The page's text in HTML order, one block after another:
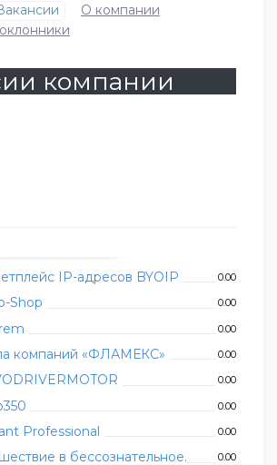
IP-адресов BYOIP 0.00
Shop 0.00
0.00
компаний «ФЛАМЕКС» 0.00
0.00
0.00
Professional 0.00
в бессознательное. 0.00
О компании
компании